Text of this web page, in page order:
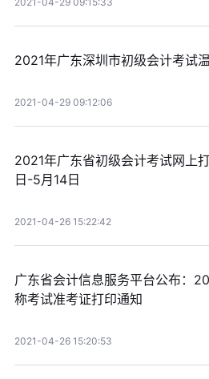
2021年广东深圳市初级会计考试
2021-04-29 09:12:06
2021年广东省初级会计考试网上
日-5月14日
2021-04-26 15:22:42
广东省会计信息服务平台公布：
称考试准考证打印通知
2021-04-26 15:20:53